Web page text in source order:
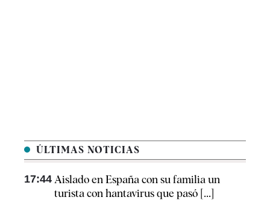
ÚLTIMAS NOTICIAS
17:44 Aislado en España con su familia un
turista con hantavirus que pasó [...]